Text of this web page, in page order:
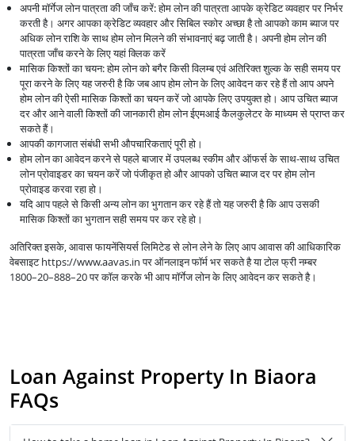
अपनी मॉर्गेज लोन पात्रता की जाँच करें: होम लोन की पात्रता आपके क्रेडिट व्यवहार पर निर्भर
करती है। अगर आपका क्रेडिट व्यवहार और सिबिल स्कोर अच्छा है तो आपको काम ब्याज पर
अधिक लोन राशि के साथ होम लोन मिलने की संभावनाएं बढ़ जाती है। अपनी होम लोन की
पात्रता जाँच करने के लिए यहां क्लिक करें
मासिक किश्तों का चयन: होम लोन को बगैर किसी विलम्ब एवं अतिरिक्त शुल्क के सही समय पर
पूरा करने के लिए यह जरुरी है कि जब आप होम लोन के लिए आवेदन कर रहे हैं तो आप अपने
होम लोन की ऐसी मासिक किश्तों का चयन करें जो आपके लिए उपयुक्त हो। आप उचित ब्याज
दर और आने वाली किश्तों की जानकारी होम लोन ईएमआई कैलकुलेटर के माध्यम से प्राप्त कर
सकते हैं।
आपकी कागजात संबंधी सभी औपचारिकताएं पूरी हो।
होम लोन का आवेदन करने से पहले बाजार में उपलब्ध स्कीम और ऑफर्स के साथ-साथ उचित
लोन प्रोवाइडर का चयन करें जो पंजीकृत हो और आपको उचित ब्याज दर पर होम लोन
प्रोवाइड करवा रहा हो।
यदि आप पहले से किसी अन्य लोन का भुगतान कर रहे हैं तो यह जरुरी है कि आप उसकी
मासिक किश्तों का भुगतान सही समय पर कर रहे हो।
अतिरिक्त इसके, आवास फायनेंसियर्स लिमिटेड से लोन लेने के लिए आप आवास की आधिकारिक
वेबसाइट https://www.aavas.in पर ऑनलाइन फॉर्म भर सकते है या टोल फ्री नम्बर
1800–20–888–20 पर कॉल करके भी आप मॉर्गेज लोन के लिए आवेदन कर सकते है।
Loan Against Property In Biaora
FAQs